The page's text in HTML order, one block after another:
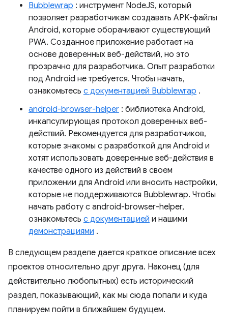
Bubblewrap : инструмент NodeJS, который
позволяет разработчикам создавать APK-файлы
Android, которые оборачивают существующий
PWA. Созданное приложение работает на
основе доверенных веб-действий, но это
прозрачно для разработчика. Опыт разработки
под Android не требуется. Чтобы начать,
ознакомьтесь с документацией Bubblewrap .
android-browser-helper : библиотека Android,
инкапсулирующая протокол доверенных веб-
действий. Рекомендуется для разработчиков,
которые знакомы с разработкой для Android и
хотят использовать доверенные веб-действия в
качестве одного из действий в своем
приложении для Android или вносить настройки,
которые не поддерживаются Bubblewrap. Чтобы
начать работу с android-browser-helper,
ознакомьтесь с документацией и нашими
демонстрациями .
В следующем разделе дается краткое описание всех
проектов относительно друг друга. Наконец (для
действительно любопытных) есть исторический
раздел, показывающий, как мы сюда попали и куда
планируем пойти в ближайшем будущем.